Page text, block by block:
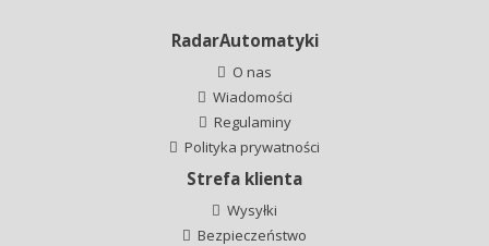
RadarAutomatyki
O nas
Wiadomości
Regulaminy
Polityka prywatności
Strefa klienta
Wysyłki
Bezpieczeństwo